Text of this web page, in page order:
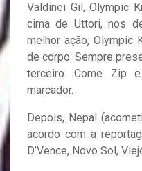
Valdinei Gil, Olympic
cima de Uttori, nos
melhor ação, Olympic
de corpo. Sempre
terceiro. Come Zip
marcador.
Depois, Nepal
acordo com a
D’Vence, Novo Sol,